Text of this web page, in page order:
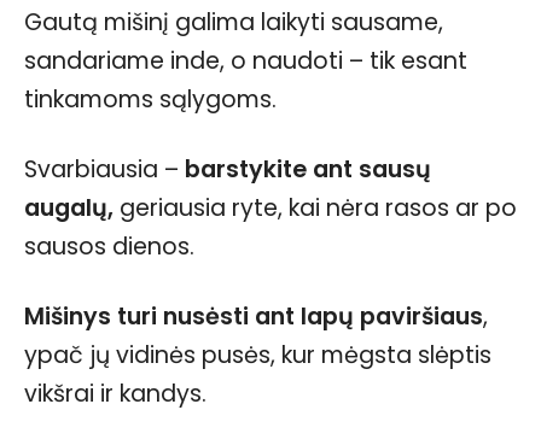
Gautą mišinį galima laikyti sausame,
sandariame inde, o naudoti – tik esant
tinkamoms sąlygoms.
Svarbiausia – barstykite ant sausų
augalų, geriausia ryte, kai nėra rasos ar po
sausos dienos.
Mišinys turi nusėsti ant lapų paviršiaus,
ypač jų vidinės pusės, kur mėgsta slėptis
vikšrai ir kandys.